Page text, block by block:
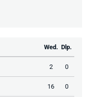
Wed. Dlp.
2 0
16 0